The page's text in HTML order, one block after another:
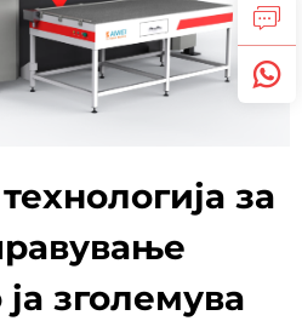
за
зголемува